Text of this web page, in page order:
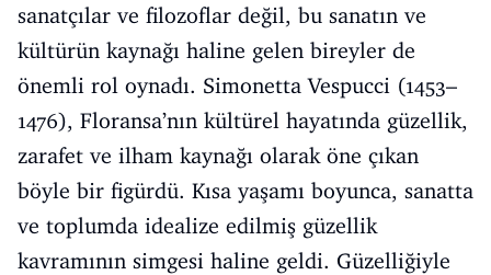
sanatçılar ve filozoflar değil, bu sanatın ve
kültürün kaynağı haline gelen bireyler de
önemli rol oynadı. Simonetta Vespucci (1453–
1476), Floransa’nın kültürel hayatında güzellik,
zarafet ve ilham kaynağı olarak öne çıkan
böyle bir figürdü. Kısa yaşamı boyunca, sanatta
ve toplumda idealize edilmiş güzellik
kavramının simgesi haline geldi. Güzelliğiyle